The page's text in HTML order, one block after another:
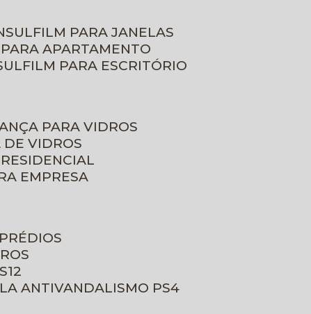
PARA JANELAS
APARTAMENTO
PARA ESCRITÓRIO
PARA VIDROS
DE VIDROS
EMPRESA
ANTIVANDALISMO PS4